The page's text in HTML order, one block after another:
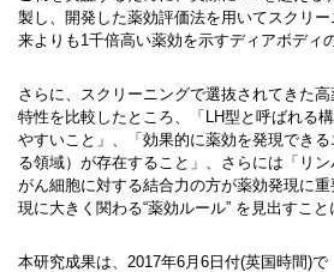
製し、開発した薬効評価法を用いてスクリ
来よりも1千倍高い薬効を示すディアボディ
さらに、スクリーニングで選抜されてきた
特性を比較したところ、「LH型と呼ばれる
やすいこと」、「効果的に薬効を発現でき
る領域）が存在すること」、さらには「リン
がん細胞に対する結合力の方が薬効発現に
現に大きく関わる“薬効ルール” を見出すこと
本研究成果は、2017年6月6日付(英国時間)